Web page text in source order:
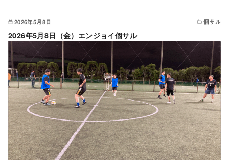
2026年5月8日 個サル
2026年5月8日（金）エンジョイ個サル